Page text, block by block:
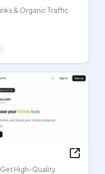
& Organic Traffic
Get High-Quality